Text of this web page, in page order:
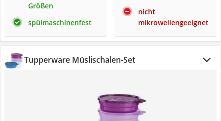
Größen
spülmaschinenfest
nicht
mikrowellengeeignet
Tupperware Müslischalen-Set